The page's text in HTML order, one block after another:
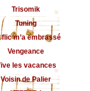
Trisomik
Tuning
flic m’a embrassé
Vengeance
les vacances
Voisin de Palier